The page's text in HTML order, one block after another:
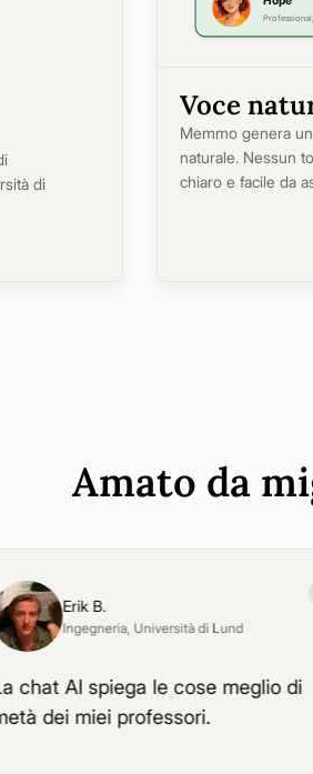
di
Voce
Memmo genera
naturale. Nessun
chiaro e facile da
Amato da
Erik B.
Ingegneria, Università di Lund
AI spiega le cose meglio di
dei miei professori.